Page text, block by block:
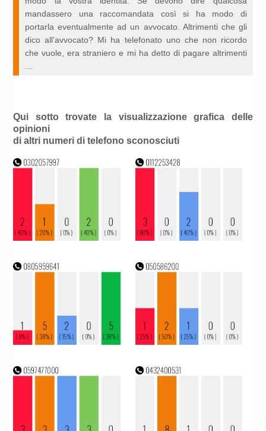
mandassero una raccomandata così si ha modo di
portarla eventualmente ad un avvocato. Altrimenti che gli
dico all'avvocato? Mi ha telefonato uno che non ricordo
che vuole, era straniero e mi ha detto di pagare altrimenti
Qui sotto trovate la visualizzazione grafica delle
opinioni
di altri numeri di telefono sconosciuti